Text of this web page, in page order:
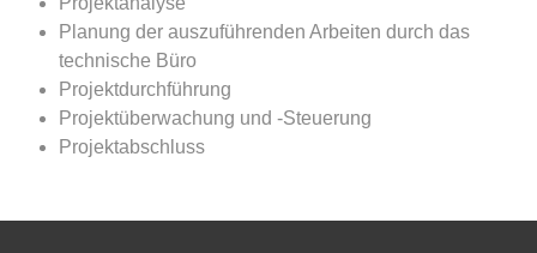
Planung der auszuführenden Arbeiten durch das
technische Büro
Projektdurchführung
Projektüberwachung und -Steuerung
Projektabschluss